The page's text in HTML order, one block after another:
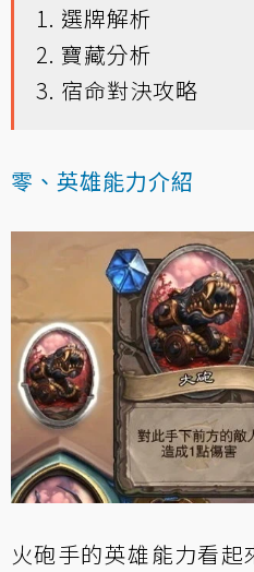
1. 選牌解析
2. 寶藏分析
3. 宿命對決攻略
零、英雄能力介紹
火砲手的英雄能力看